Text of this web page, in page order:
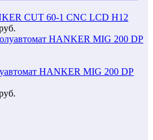
CUT 60-1 CNC LCD H12
HANKER MIG 200 DP